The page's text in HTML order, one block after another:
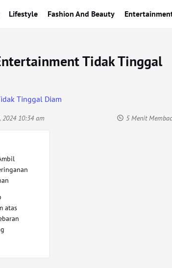
Lifestyle Fashion And Beauty
Tidak Tinggal
10:34 am 5 Menit
atas